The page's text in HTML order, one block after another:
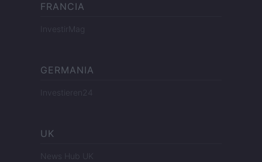
FRANCIA
InvestirMag
GERMANIA
Investieren24
UK
News Hub UK